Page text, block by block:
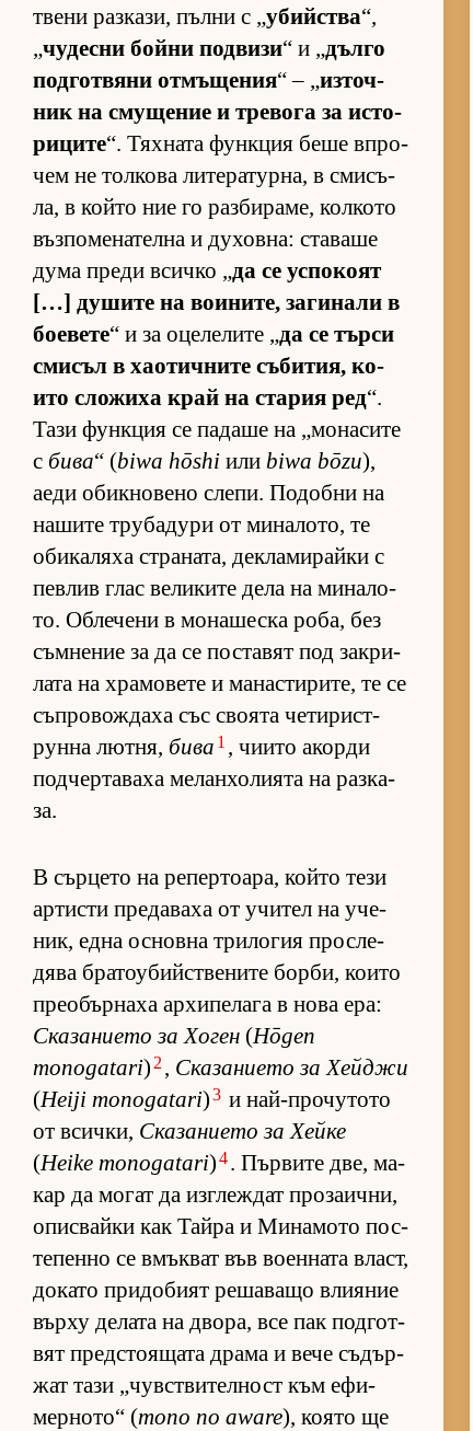
т­вени раз­ка­зи, пълни с „убийства“,
„чу­десни бойни под­визи“ и „дълго
под­гот­вяни от­мъ­ще­ния“ – „из­точ­
ник на сму­ще­ние и тре­вога за ис­то­
ри­ците“. Тях­ната фун­к­ция беше впро­
чем не тол­кова ли­те­ра­тур­на, в сми­съ­
ла, в който ние го раз­би­ра­ме, кол­кото
въз­по­ме­на­телна и ду­хов­на: ста­ваше
дума преди всичко „да се ус­по­коят
[…] ду­шите на во­и­ни­те, за­ги­нали в
бо­е­вете“ и за оце­ле­лите „да се търси
сми­съл в ха­о­тич­ните съ­би­тия, ко­
ито сло­жиха край на ста­рия ред“.
Тази фун­к­ция се па­даше на „мо­на­сите
с бива“ (biwa hōshi или biwa bōzu),
аеди обик­но­вено сле­пи. По­добни на
на­шите тру­ба­дури от ми­на­ло­то, те
оби­ка­ляха стра­на­та, дек­ла­ми­райки с
пев­лив глас ве­ли­ките дела на ми­на­ло­
то. Об­ле­чени в мо­на­шеска ро­ба, без
съм­не­ние за да се пос­та­вят под зак­ри­
лата на хра­мо­вете и ма­нас­ти­ри­те, те се
съп­ро­вож­даха със сво­ята че­ти­рис­т­
рунна лют­ня, бива 1 , чи­ито акорди
под­чер­та­ваха ме­лан­хо­ли­ята на раз­ка­
за.
В сър­цето на ре­пер­то­а­ра, който тези
ар­тисти пре­да­ваха от учи­тел на уче­
ник, една ос­новна три­ло­гия прос­ле­
дява бра­то­у­бийс­т­ве­ните бор­би, ко­ито
пре­о­бър­наха ар­хи­пе­лага в нова ера:
Ска­за­ни­ето за Хо­ген (Hōgen
monogatari) 2 , Ска­за­ни­ето за Хей­джи
(Heiji monogatari)3 и най-про­чу­тото
от всич­ки, Ска­за­ни­ето за Хейке
(Heike monogatari)4. Пър­вите две, ма­
кар да мо­гат да из­г­леж­дат про­за­ич­ни,
опис­вайки как Тайра и Ми­на­мото пос­
те­пенно се вмък­ват във во­ен­ната власт,
до­като при­до­бият ре­ша­ващо вли­я­ние
върху де­лата на дво­ра, все пак под­гот­
вят пред­с­то­я­щата драма и вече съ­дър­
жат тази „чув­с­т­ви­тел­ност към ефи­
мер­но­то“ (mono no aware), ко­ято ще